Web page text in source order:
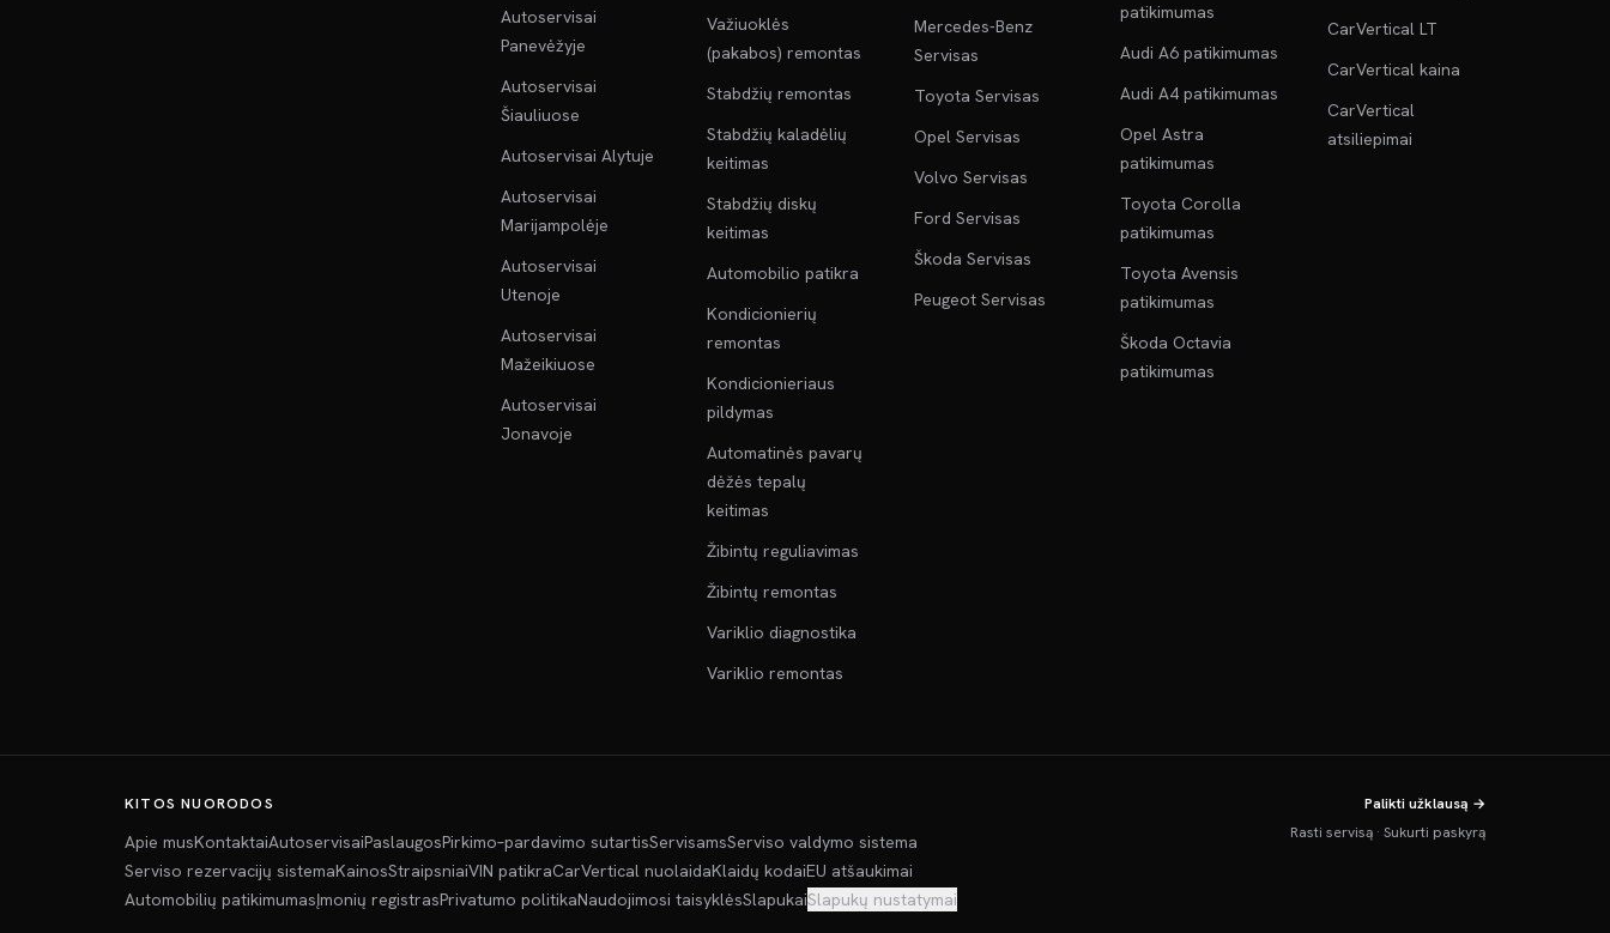
Autoservisai
Panevėžyje
Autoservisai
Šiauliuose
Autoservisai Alytuje
Autoservisai
Marijampolėje
Autoservisai
Utenoje
Autoservisai
Mažeikiuose
Autoservisai
Jonavoje
Važiuoklės
(pakabos) remontas
Stabdžių remontas
Stabdžių kaladėlių
keitimas
Stabdžių diskų
keitimas
Automobilio patikra
Kondicionierių
remontas
Kondicionieriaus
pildymas
Automatinės pavarų
dėžės tepalų
keitimas
Žibintų reguliavimas
Žibintų remontas
Variklio diagnostika
Variklio remontas
Mercedes-Benz
Servisas
Toyota Servisas
Opel Servisas
Volvo Servisas
Ford Servisas
Škoda Servisas
Peugeot Servisas
patikimumas
Audi A6 patikimumas
Audi A4 patikimumas
Opel Astra
patikimumas
Toyota Corolla
patikimumas
Toyota Avensis
patikimumas
Škoda Octavia
patikimumas
CarVertical LT
CarVertical kaina
CarVertical
atsiliepimai
KITOS NUORODOS
Apie musKontaktaiAutoservisaiPaslaugosPirkimo–pardavimo sutartisServisamsServiso valdymo sistema
Serviso rezervacijų sistemaKainosStraipsniaiVIN patikraCarVertical nuolaidaKlaidų kodaiEU atšaukimai
Automobilių patikimumasĮmonių registrasPrivatumo politikaNaudojimosi taisyklėsSlapukaiSlapukų nustatymai
Palikti užklausą →
Rasti servisą· Sukurti paskyrą